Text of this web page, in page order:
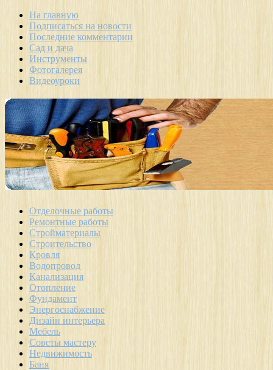
На главную
Подписаться на новости
Последние комментарии
Сад и дача
Инструменты
Фотогалерея
Видеоуроки
Отделочные работы
Ремонтные работы
Стройматериалы
Строительство
Кровля
Водопровод
Канализация
Отопление
Фундамент
Энергоснабжение
Дизайн интерьера
Мебель
Советы мастеру
Недвижимость
Баня